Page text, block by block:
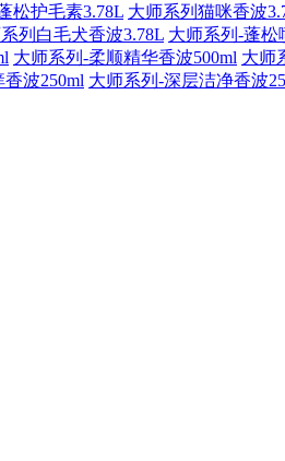
松护毛素3.78L 大师系列猫咪香波
列白毛犬香波3.78L 大师系列-蓬松
大师系列-柔顺精华香波500ml 大师
波250ml 大师系列-深层洁净香波